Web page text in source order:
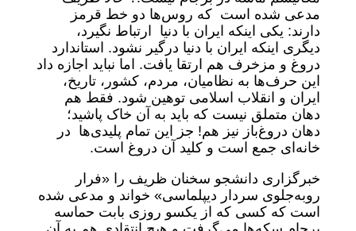
مدعی شده است که روس‌ها دو خط قرمز
دارند: یکی اینکه ایران با دنیا ارتباط نگیرد،
دیگری اینکه ایران با دنیا درگیر نشود. استاندارد
دروغ و مزخرف هم ارتقا یافت. اما نباید اجازه داد
این حرف‌ها به نظامیان، مردم، کشور، تاریخ،
ایران و انقلاب اسلامی توهین شود. فقط هم
دهان متملق نیست که باید به آن خاک پاشید؛
دهان دروغ‌باز نیز هم! جز این تمام پلیدی‌ها در
خانه‌ای جمع است و کلید آن دروغ است.
خبرگزاری دانشجو سخنان ظریف را «فرار
روبه‌جلوی سردار دیپلماسی» خواند و مدعی شده
است که کسی که از یکسو روزی بابت حماسه